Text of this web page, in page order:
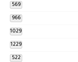
569
966
1029
1229
522